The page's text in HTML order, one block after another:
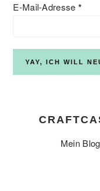
E-Mail-Adresse *
Mein